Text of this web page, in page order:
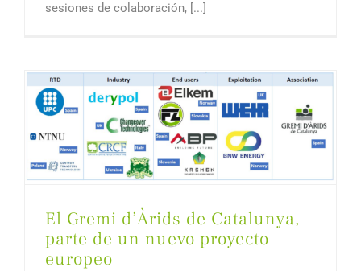
sesiones de colaboración, [...]
El Gremi d’Àrids de Catalunya,
parte de un nuevo proyecto
europeo